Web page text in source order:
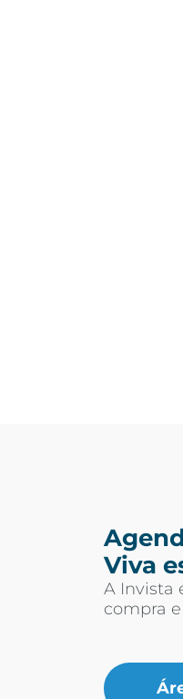
Viva
A Invista
compra